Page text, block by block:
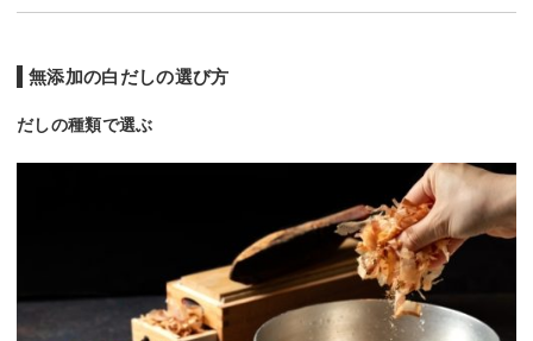
無添加の白だしの選び方
だしの種類で選ぶ